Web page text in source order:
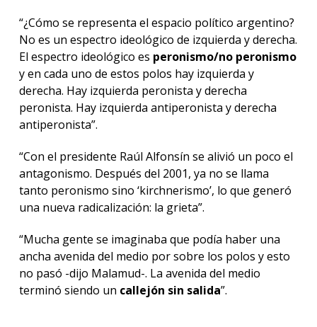
“¿Cómo se representa el espacio político argentino?
No es un espectro ideológico de izquierda y derecha.
El espectro ideológico es peronismo/no peronismo
y en cada uno de estos polos hay izquierda y
derecha. Hay izquierda peronista y derecha
peronista. Hay izquierda antiperonista y derecha
antiperonista”.
“Con el presidente Raúl Alfonsín se alivió un poco el
antagonismo. Después del 2001, ya no se llama
tanto peronismo sino ‘kirchnerismo’, lo que generó
una nueva radicalización: la grieta”.
“Mucha gente se imaginaba que podía haber una
ancha avenida del medio por sobre los polos y esto
no pasó -dijo Malamud-. La avenida del medio
terminó siendo un callejón sin salida”.